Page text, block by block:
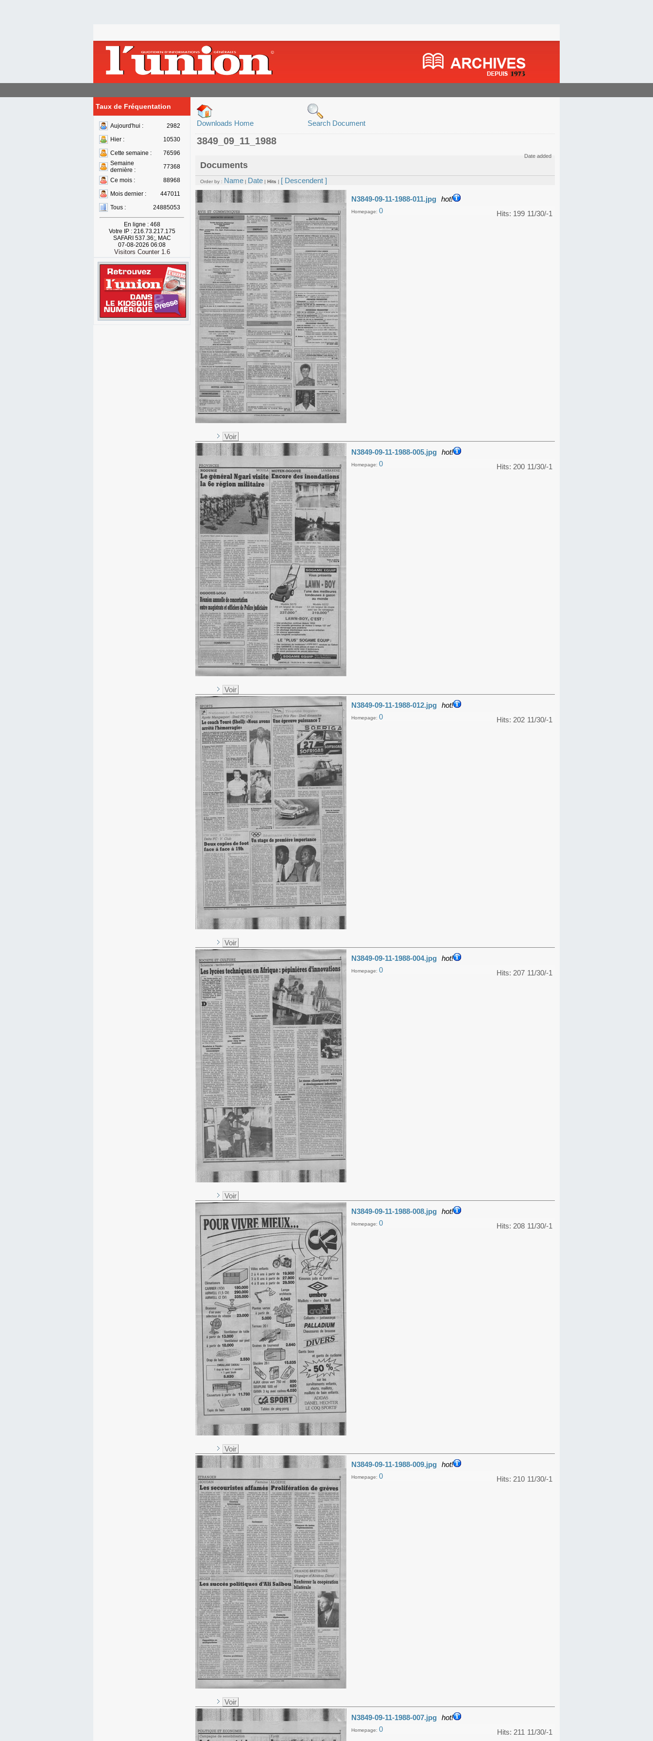
Taux de Fréquentation
Aujourd'hui :
2982
Hier :
10530
Cette semaine :
76596
Semaine
dernière :
77368
Ce mois :
88968
Mois dernier :
447011
Tous :
24885053
En ligne : 468
Votre IP : 216.73.217.175
SAFARI 537.36;, MAC
07-08-2026 06:08
Visitors Counter 1.6
Downloads Home Search Document
3849_09_11_1988
Documents
Date added
Order by : Name | Date | Hits | [ Descendent ]
N3849-09-11-1988-011.jpg hot!
11/30/-1
Hits: 199
Homepage: 0
Voir
N3849-09-11-1988-005.jpg hot!
11/30/-1
Hits: 200
Homepage: 0
Voir
N3849-09-11-1988-012.jpg hot!
11/30/-1
Hits: 202
Homepage: 0
Voir
N3849-09-11-1988-004.jpg hot!
11/30/-1
Hits: 207
Homepage: 0
Voir
N3849-09-11-1988-008.jpg hot!
11/30/-1
Hits: 208
Homepage: 0
Voir
N3849-09-11-1988-009.jpg hot!
11/30/-1
Hits: 210
Homepage: 0
Voir
N3849-09-11-1988-007.jpg hot!
11/30/-1
Hits: 211
Homepage: 0